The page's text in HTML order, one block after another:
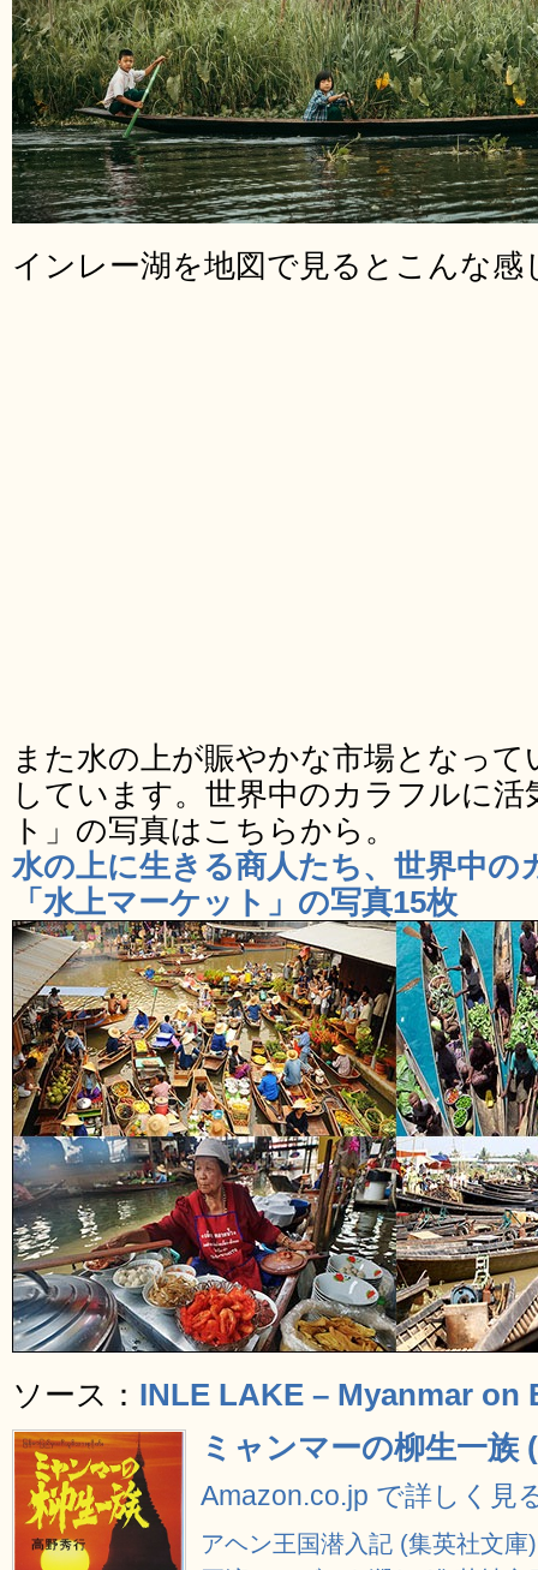
インレー湖を地図で見るとこんな感
また水の上が賑やかな市場となっ
しています。世界中のカラフルに
ト」の写真はこちらから。
水の上に生きる商人たち、世界中の
「水上マーケット」の写真15枚
ソース： INLE LAKE – Myanmar on
ミャンマーの柳生一族
Amazon.co.jp で詳しく見
アヘン王国潜入記 (集英社文庫)